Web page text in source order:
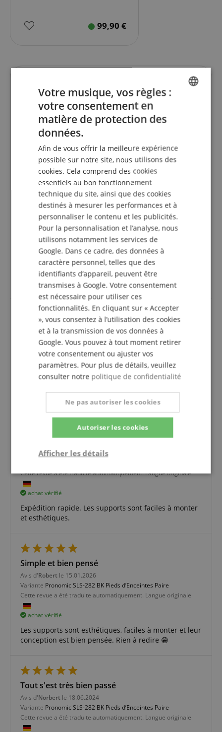
99,90 €
l'évaluation des clients
5.0/5.0
Basé sur 4 Evaluations
5 Etoiles
4
4 Etoiles
0
3 Etoiles
0
2 Etoiles
0
1 Etoile
0
Une vérification des évaluations a eu lieu comme
suit : Seuls les clients qui sont inscrits dans notre
boutique en ligne et qui ont effectivement acheté
le produit chez nous peuvent donner une
évaluation de l'article dans leur compte client.
Excellent produit
Markusle 27.02.2026
Cette revue a été traduite automatiquement. Langue originale
achat vérifié
satisfait. LG Markus
Support haut de gamme
Peterle 22.02.2026
Cette revue a été traduite automatiquement. Langue originale
achat vérifié
Expédition rapide. Les supports sont faciles à monter
et esthétiques.
Simple et bien pensé
Avis d'Robert le 15.01.2026
Variante Pronomic SLS-282 BK Pieds d’Enceintes Paire
Cette revue a été traduite automatiquement. Langue originale
achat vérifié
Les supports sont esthétiques, faciles à monter et leur
conception est bien pensée. Rien à redire 😁
Tout s'est très bien passé
Avis d'Norbert le 18.06.2024
Variante Pronomic SLS-282 BK Pieds d’Enceintes Paire
Cette revue a été traduite automatiquement. Langue originale
FRENCH
SPANISH
Votre musique, vos règles :
votre consentement en
matière de protection des
données.
Afin de vous offrir la meilleure expérience
possible sur notre site, nous utilisons des
cookies. Cela comprend des cookies
essentiels au bon fonctionnement
technique du site, ainsi que des cookies
destinés à mesurer les performances et à
personnaliser le contenu et les publicités.
Pour la personnalisation et l’analyse, nous
utilisons notamment les services de
Google. Dans ce cadre, des données à
caractère personnel, telles que des
identifiants d’appareil, peuvent être
transmises à Google. Votre consentement
est nécessaire pour utiliser ces
fonctionnalités. En cliquant sur « Accepter
», vous consentez à l’utilisation des cookies
et à la transmission de vos données à
Google. Vous pouvez à tout moment retirer
votre consentement ou ajuster vos
paramètres. Pour plus de détails, veuillez
consulter notre politique de confidentialité
Autoriser les cookies
Ne pas autoriser les cookies
Afficher les détails
Strictement
Performance Ciblage
fonctionnalités de base du site Web telles que la
connexion des utilisateurs et la gestion des
Nom
CookieScriptConsent
.kirstein.fr